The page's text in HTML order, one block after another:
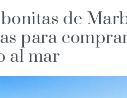
de
para
al mar